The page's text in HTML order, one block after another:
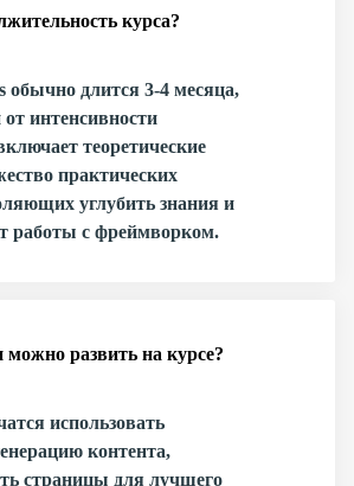
курса?
обычно длится 3-4 месяца,
интенсивности
теоретические
практических
углубить знания и
работы с фреймворком.
развить на курсе?
использовать
контента,
страницы для лучшего